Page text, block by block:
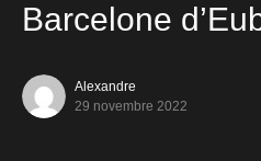
Barcelone
Alexandre
29 novembre 2022